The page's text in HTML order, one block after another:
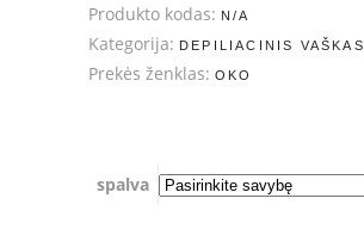
Produkto kodas: N/A
Kategorija: DEPILIACINIS VAŠKAS
Prekės ženklas: OKO
spalva